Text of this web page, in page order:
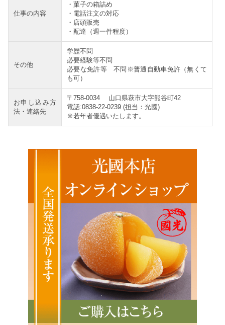
仕事の内容
・菓子の箱詰め
・電話注文の対応
・店頭販売
・配達（週一件程度）
その他
学歴不問
必要経験等不問
必要な免許等 不問※普通自動車免許（無くて
も可）
お申し込み方
法・連絡先
〒758-0034 山口県萩市大字熊谷町42
電話:0838-22-0239 (担当：光國)
※若年者優遇いたします。